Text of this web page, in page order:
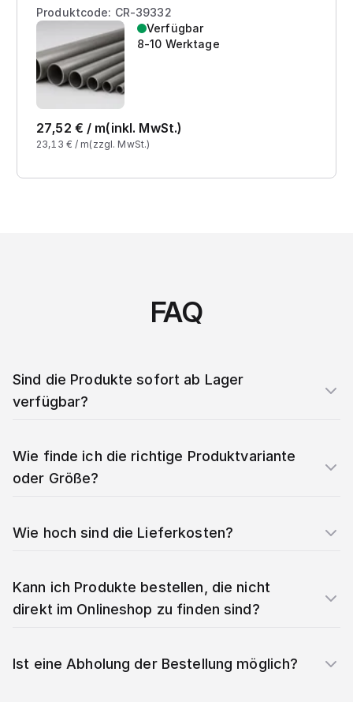
Produktcode: CR-39332
Verfügbar
8-10 Werktage
27,52 € / m(inkl. MwSt.)
23,13 € / m(zzgl. MwSt.)
FAQ
Sind die Produkte sofort ab Lager
verfügbar?
Wie finde ich die richtige Produktvariante
oder Größe?
Wie hoch sind die Lieferkosten?
Kann ich Produkte bestellen, die nicht
direkt im Onlineshop zu finden sind?
Ist eine Abholung der Bestellung möglich?